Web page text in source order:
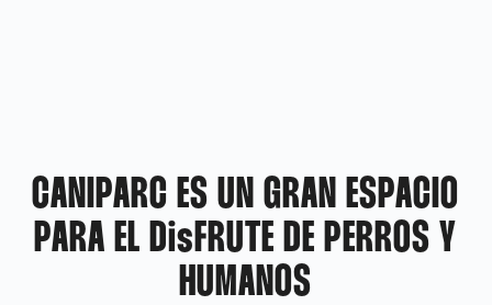
CANIPARC ES UN GRAN ESPACIO
PARA EL DisFRUTE DE PERROS Y
HUMANOS